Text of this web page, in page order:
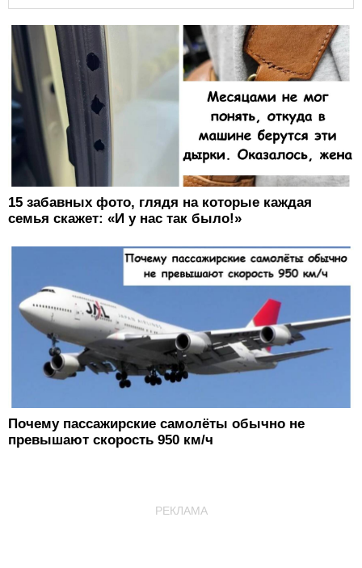
15 забавных фото, глядя на которые каждая
семья скажет: «И у нас так было!»
Почему пассажирские самолёты обычно не
превышают скорость 950 км/ч
РЕКЛАМА